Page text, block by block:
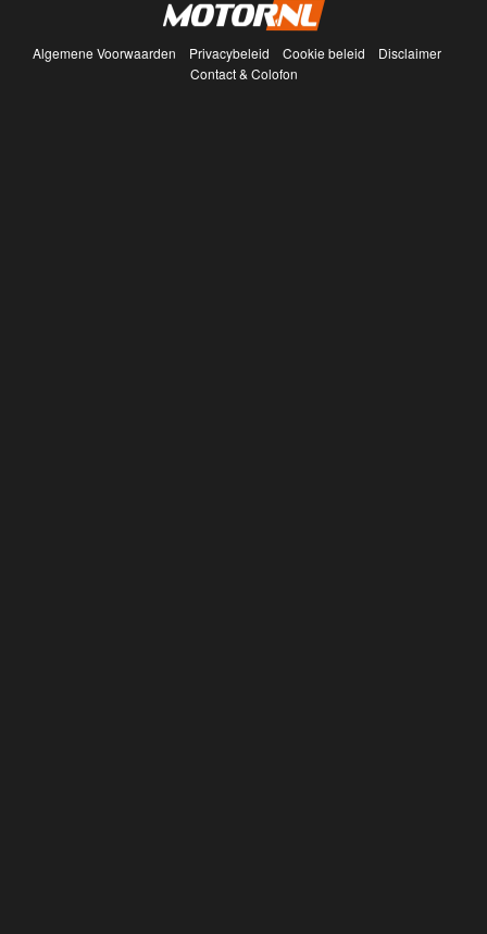
Algemene Voorwaarden Privacybeleid Cookie beleid
Disclaimer
Contact & Colofon